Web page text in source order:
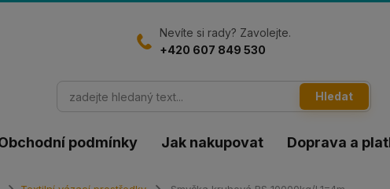
podmínky Jak nakupovat Doprava a
Hledat
Nevíte si rady? Zavolejte.
+420 607 849 530